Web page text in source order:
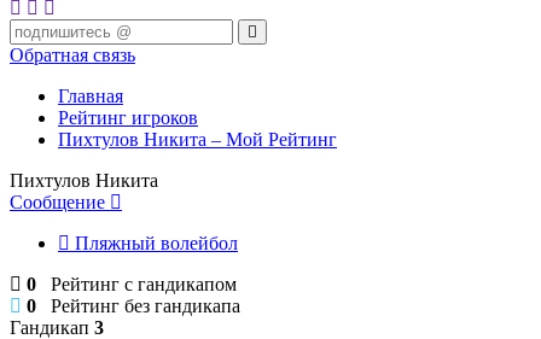
Обратная связь
Главная
Рейтинг игроков
Пихтулов Никита – Мой Рейтинг
Пихтулов Никита
Сообщение
Пляжный волейбол
0 Рейтинг с гандикапом
0 Рейтинг без гандикапа
Гандикап 3